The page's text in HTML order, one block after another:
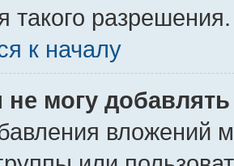
такого разрешения.
к началу
не могу
вложений